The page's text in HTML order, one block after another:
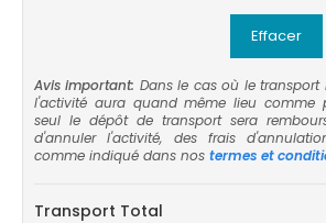
Effacer
Avis important: Dans le cas où le transport
l'activité aura quand même lieu comme
seul le dépôt de transport sera
d'annuler l'activité, des frais
comme indiqué dans nos termes et
Transport Total